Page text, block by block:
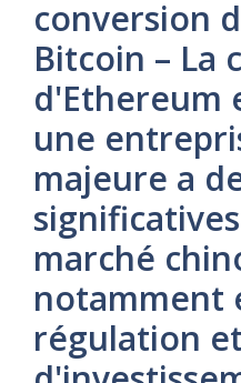
conversion
Bitcoin – La
d'Ethereum
une
majeure a
marché
notamment
régulation